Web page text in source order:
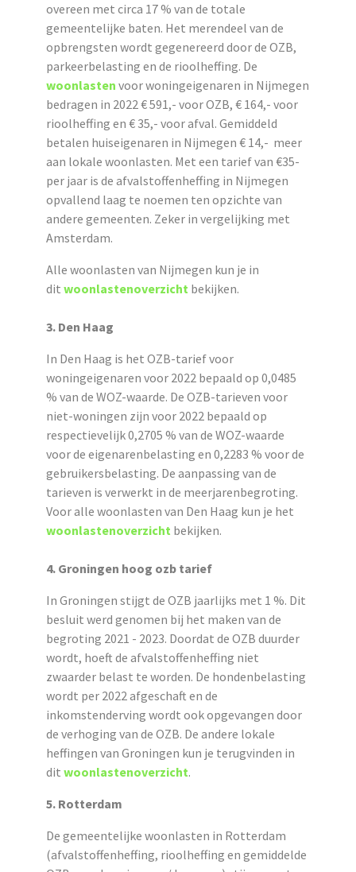
overeen met circa 17 % van de totale
gemeentelijke baten. Het merendeel van de
opbrengsten wordt gegenereerd door de OZB,
parkeerbelasting en de rioolheffing. De
woonlasten voor woningeigenaren in Nijmegen
bedragen in 2022 € 591,- voor OZB, € 164,- voor
rioolheffing en € 35,- voor afval. Gemiddeld
betalen huiseigenaren in Nijmegen € 14,- meer
aan lokale woonlasten. Met een tarief van €35-
per jaar is de afvalstoffenheffing in Nijmegen
opvallend laag te noemen ten opzichte van
andere gemeenten. Zeker in vergelijking met
Amsterdam.
Alle woonlasten van Nijmegen kun je in
dit woonlastenoverzicht bekijken.
3. Den Haag
In Den Haag is het OZB-tarief voor
woningeigenaren voor 2022 bepaald op 0,0485
% van de WOZ-waarde. De OZB-tarieven voor
niet-woningen zijn voor 2022 bepaald op
respectievelijk 0,2705 % van de WOZ-waarde
voor de eigenarenbelasting en 0,2283 % voor de
gebruikersbelasting. De aanpassing van de
tarieven is verwerkt in de meerjarenbegroting.
Voor alle woonlasten van Den Haag kun je het
woonlastenoverzicht bekijken.
4. Groningen hoog ozb tarief
In Groningen stijgt de OZB jaarlijks met 1 %. Dit
besluit werd genomen bij het maken van de
begroting 2021 - 2023. Doordat de OZB duurder
wordt, hoeft de afvalstoffenheffing niet
zwaarder belast te worden. De hondenbelasting
wordt per 2022 afgeschaft en de
inkomstenderving wordt ook opgevangen door
de verhoging van de OZB. De andere lokale
heffingen van Groningen kun je terugvinden in
dit woonlastenoverzicht.
5. Rotterdam
De gemeentelijke woonlasten in Rotterdam
(afvalstoffenheffing, rioolheffing en gemiddelde